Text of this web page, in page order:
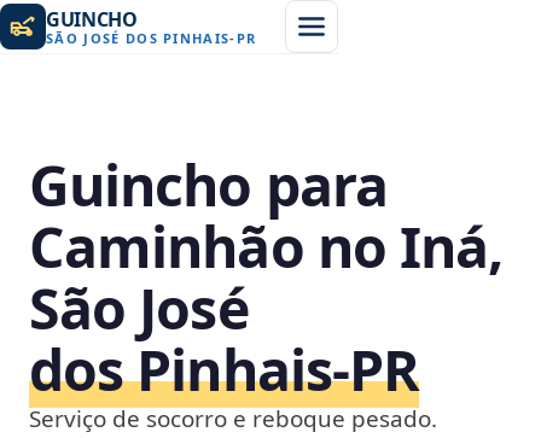
GUINCHO
SÃO JOSÉ DOS PINHAIS- PR
Guincho para
Caminhão no Iná,
São José
dos Pinhais‑PR
Serviço de socorro e reboque pesado.